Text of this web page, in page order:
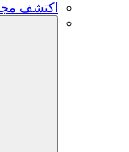
اكتشف